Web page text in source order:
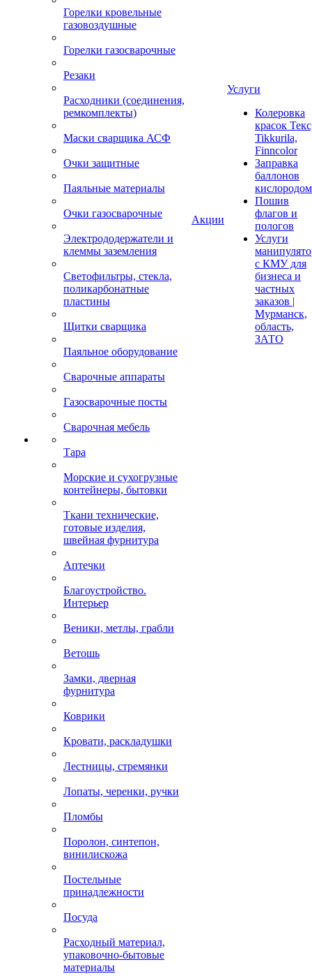
Горелки кровельные
газовоздушные
Горелки газосварочные
Резаки
Расходники (соединения,
ремкомплекты)
Маски сварщика АСФ
Очки защитные
Паяльные материалы
Очки газосварочные
Электрододержатели и
клеммы заземления
Светофильтры, стекла,
поликарбонатные
пластины
Щитки сварщика
Паяльное оборудование
Сварочные аппараты
Газосварочные посты
Сварочная мебель
Тара
Морские и сухогрузные
контейнеры, бытовки
Ткани технические,
готовые изделия,
швейная фурнитура
Аптечки
Благоустройство.
Интерьер
Веники, метлы, грабли
Ветошь
Замки, дверная
фурнитура
Коврики
Кровати, раскладушки
Лестницы, стремянки
Лопаты, черенки, ручки
Пломбы
Поролон, синтепон,
винилискожа
Постельные
принадлежности
Посуда
Расходный материал,
упаковочно-бытовые
материалы
Акции
Услуги
Колеровка
красок
Tikkurila,
Finncolor
Заправка
баллонов
кислородом
Пошив
флагов и
пологов
Услуги
с КМУ для
бизнеса и
частных
заказов |
Мурманск,
область,
ЗАТО